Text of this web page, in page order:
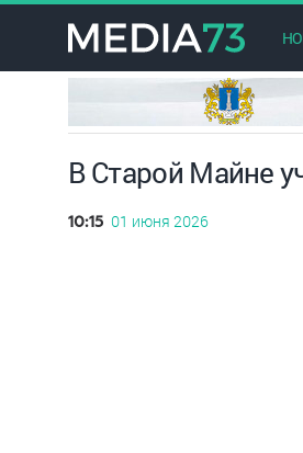
В Старой Майне
10:15 01 июня 2026